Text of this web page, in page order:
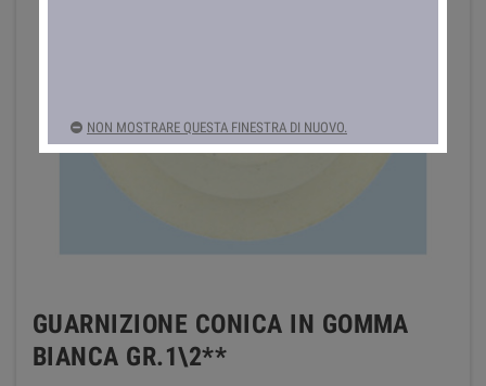
GUARNIZIONE CONICA IN GOMMA
BIANCA GR.1\2**
NON MOSTRARE QUESTA FINESTRA DI NUOVO.